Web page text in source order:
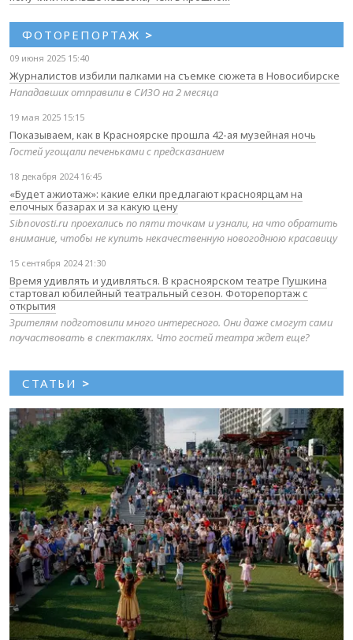
ФОТОРЕПОРТАЖ >
09 июня 2025 15:40
Журналистов избили палками на съемке сюжета в Новосибирске
Нападавших отправили в СИЗО на 2 месяца
19 мая 2025 15:15
Показываем, как в Красноярске прошла 42-ая музейная ночь
Гостей угощали печеньками с предсказанием
18 декабря 2024 16:45
«Будет ажиотаж»: какие елки предлагают красноярцам на
елочных базарах и за какую цену
Sibnovosti.ru проехались по пяти точкам и узнали, на что обратить
внимание, чтобы не купить некачественную новогоднюю красавицу
15 сентября 2024 21:30
Время удивлять и удивляться. В красноярском театре Пушкина
стартовал юбилейный театральный сезон. Фоторепортаж с
открытия
Зрителям подготовили много интересного. Они даже смогут сами
поучаствовать в спектаклях. Что гостей театра ждет еще?
СТАТЬИ >